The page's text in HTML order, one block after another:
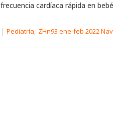
frecuencia cardíaca rápida en
| Pediatría, ZHn93 ene-feb 2022